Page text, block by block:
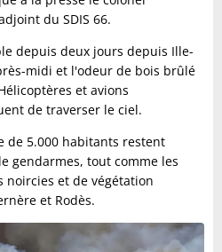
du SDIS 66.
depuis deux jours depuis Ille-
midi et l'odeur de bois brûlé
et avions
de traverser le ciel.
de 5.000 habitants restent
gendarmes, tout comme les
noircies et de végétation
et Rodès.